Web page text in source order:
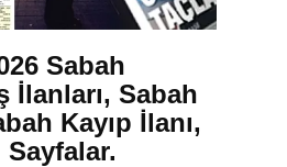
Sabah
İlanları, Sabah
Kayıp İlanı,
Sayfalar.